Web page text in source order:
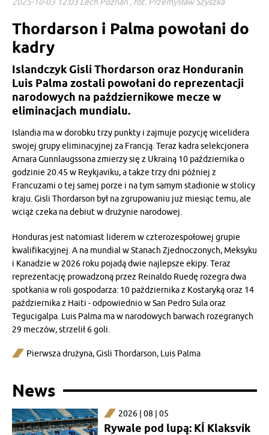
Thordarson i Palma powołani do
kadry
Islandczyk Gisli Thordarson oraz Honduranin
Luis Palma zostali powołani do reprezentacji
narodowych na październikowe mecze w
eliminacjach mundialu.
Islandia ma w dorobku trzy punkty i zajmuje pozycję wicelidera
swojej grupy eliminacyjnej za Francją. Teraz kadra selekcjonera
Arnara Gunnlaugssona zmierzy się z Ukrainą 10 października o
godzinie 20.45 w Reykjaviku, a także trzy dni później z
Francuzami o tej samej porze i na tym samym stadionie w stolicy
kraju. Gisli Thordarson był na zgrupowaniu już miesiąc temu, ale
wciąż czeka na debiut w drużynie narodowej.
Honduras jest natomiast liderem w czterozespołowej grupie
kwalifikacyjnej. A na mundial w Stanach Zjednoczonych, Meksyku
i Kanadzie w 2026 roku pojadą dwie najlepsze ekipy. Teraz
reprezentację prowadzoną przez Reinaldo Ruedę rozegra dwa
spotkania w roli gospodarza: 10 października z Kostaryką oraz 14
października z Haiti - odpowiednio w San Pedro Sula oraz
Tegucigalpa. Luis Palma ma w narodowych barwach rozegranych
29 meczów, strzelił 6 goli.
Pierwsza drużyna,Gisli Thordarson, Luis Palma
News
2026 | 08 | 05
Rywale pod lupą: KÍ Klaksvík